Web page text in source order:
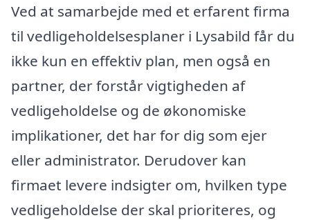
Ved at samarbejde med et erfarent firma
til vedligeholdelsesplaner i Lysabild får du
ikke kun en effektiv plan, men også en
partner, der forstår vigtigheden af
vedligeholdelse og de økonomiske
implikationer, det har for dig som ejer
eller administrator. Derudover kan
firmaet levere indsigter om, hvilken type
vedligeholdelse der skal prioriteres, og